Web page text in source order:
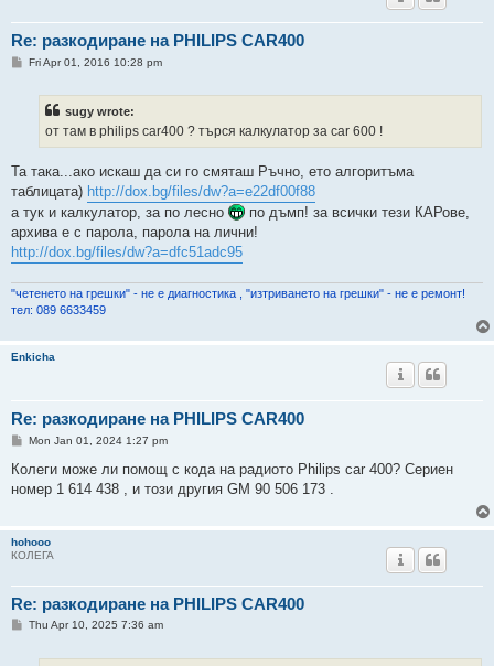
Re: разкодиране на PHILIPS CAR400
PFri Apr 01, 2016 10:28 pm
sugy wrote:
от там в philips car400 ? търся калкулатор за car 600 !
Та така...ако искаш да си го смяташ Ръчно, ето алгоритъма
таблицата) http://dox.bg/files/dw?a=e22df00f88
а тук и калкулатор, за по лесно
по дъмп! за всички тези КАРове,
архива е с парола, парола на лични!
http://dox.bg/files/dw?a=dfc51adc95
"четенето на грешки" - не е диагностика , "изтриването на грешки" - не е ремонт!
тел: 089 6633459
Enkicha
Re: разкодиране на PHILIPS CAR400
P
s
Mon Jan 01, 2024 1:27 pm
Колеги може ли помощ с кода на радиото Philips car 400? Сериен
номер 1 614 438 , и този другия GM 90 506 173 .
hohooo
КОЛЕГА
Re: разкодиране на PHILIPS CAR400
PThu Apr 10, 2025 7:36 am